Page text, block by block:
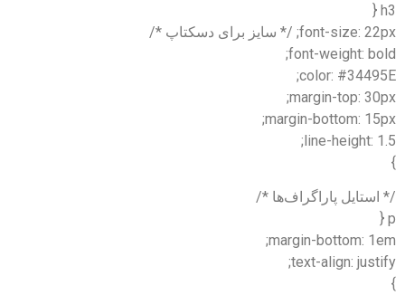
h3 {
font-size: 22px; /* سایز برای دسکتاپ */
font-weight: bold;
color: #34495E;
margin-top: 30px;
margin-bottom: 15px;
line-height: 1.5;
}
/* استایل پاراگراف‌ها */
p {
margin-bottom: 1em;
text-align: justify;
}